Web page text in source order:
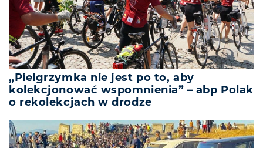
„Pielgrzymka nie jest po to, aby
kolekcjonować wspomnienia” – abp Polak
o rekolekcjach w drodze